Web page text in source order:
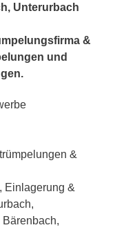
Unterurbach
&
und
&
Einlagerung &